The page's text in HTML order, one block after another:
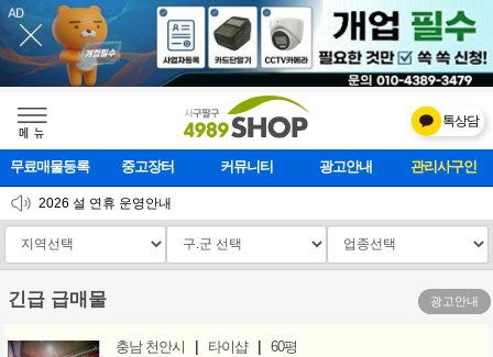
메    뉴
톡상담
무료매물등록 중고장터 커뮤니티 광고안내 관리사구인
2026 설 연휴 운영안내
[업데이트]모바일 하단 고정메뉴 추가
[업데이트] 개선사항 안내
긴급 급매물 광고안내
충남 천안시 | 타이샵 | 60평